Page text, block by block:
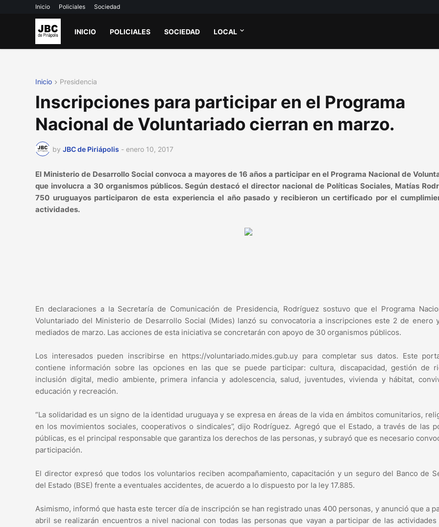
Inicio Policiales Sociedad
INICIO POLICIALES SOCIEDAD LOCAL
Inicio Presidencia
Inscripciones para participar en el Programa
Nacional de Voluntariado cierran en marzo.
by JBC de Piriápolis - enero 10, 2017
El Ministerio de Desarrollo Social convoca a mayores de 16 años a participar en el Programa Nacional de
que involucra a 30 organismos públicos. Según destacó el director nacional de Políticas Sociales, Matías
750 uruguayos participaron de esta experiencia el año pasado y recibieron un certificado por el
actividades.
En declaraciones a la Secretaría de Comunicación de Presidencia, Rodríguez sostuvo que el Programa
Voluntariado del Ministerio de Desarrollo Social (Mides) lanzó su convocatoria a inscripciones este 2 de enero
mediados de marzo. Las acciones de esta iniciativa se concretarán con apoyo de 30 organismos públicos.
Los interesados pueden inscribirse en https://voluntariado.mides.gub.uy para completar sus datos. Este
contiene información sobre las opciones en las que se puede participar: cultura, discapacidad, gestión de
inclusión digital, medio ambiente, primera infancia y adolescencia, salud, juventudes, vivienda y hábitat,
educación y recreación.
“La solidaridad es un signo de la identidad uruguaya y se expresa en áreas de la vida en ámbitos comunitarios,
en los movimientos sociales, cooperativos o sindicales”, dijo Rodríguez. Agregó que el Estado, a través de las
públicas, es el principal responsable que garantiza los derechos de las personas, y subrayó que es necesario
participación.
El director expresó que todos los voluntarios reciben acompañamiento, capacitación y un seguro del Banco de
del Estado (BSE) frente a eventuales accidentes, de acuerdo a lo dispuesto por la ley 17.885.
Asimismo, informó que hasta este tercer día de inscripción se han registrado unas 400 personas, y anunció que a
abril se realizarán encuentros a nivel nacional con todas las personas que vayan a participar de las actividades